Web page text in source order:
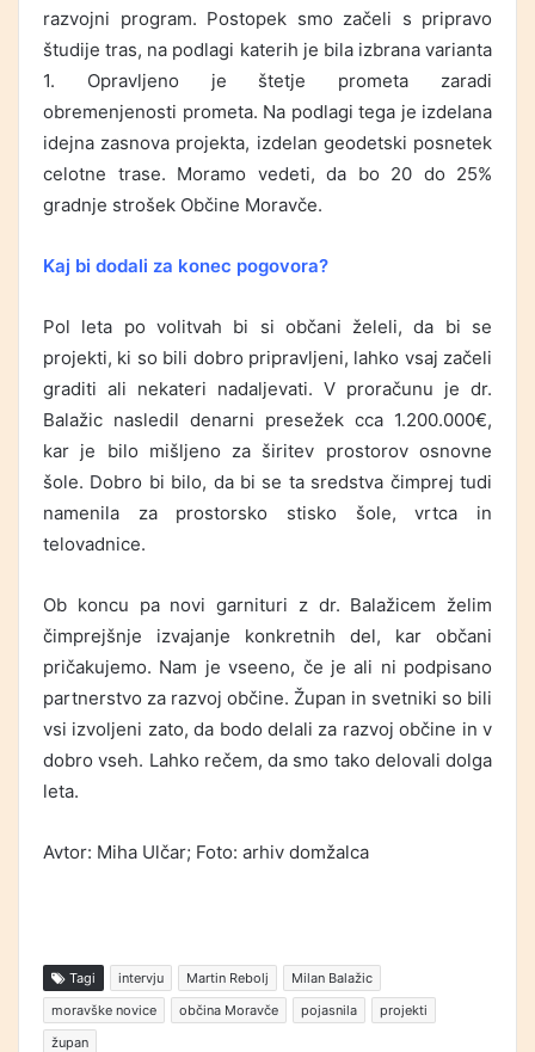
razvojni program. Postopek smo začeli s pripravo
študije tras, na podlagi katerih je bila izbrana varianta
1. Opravljeno je štetje prometa zaradi
obremenjenosti prometa. Na podlagi tega je izdelana
idejna zasnova projekta, izdelan geodetski posnetek
celotne trase. Moramo vedeti, da bo 20 do 25%
gradnje strošek Občine Moravče.
Kaj bi dodali za konec pogovora?
Pol leta po volitvah bi si občani želeli, da bi se
projekti, ki so bili dobro pripravljeni, lahko vsaj začeli
graditi ali nekateri nadaljevati. V proračunu je dr.
Balažic nasledil denarni presežek cca 1.200.000€,
kar je bilo mišljeno za širitev prostorov osnovne
šole. Dobro bi bilo, da bi se ta sredstva čimprej tudi
namenila za prostorsko stisko šole, vrtca in
telovadnice.
Ob koncu pa novi garnituri z dr. Balažicem želim
čimprejšnje izvajanje konkretnih del, kar občani
pričakujemo. Nam je vseeno, če je ali ni podpisano
partnerstvo za razvoj občine. Župan in svetniki so bili
vsi izvoljeni zato, da bodo delali za razvoj občine in v
dobro vseh. Lahko rečem, da smo tako delovali dolga
leta.
Avtor: Miha Ulčar; Foto: arhiv domžalca
Tagi intervju Martin Rebolj
Milan Balažic
moravške novice
občina Moravče pojasnila
projekti
župan